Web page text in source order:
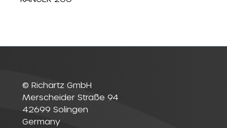
© Richartz GmbH
Merscheider Straße 94
42699 Solingen
Germany